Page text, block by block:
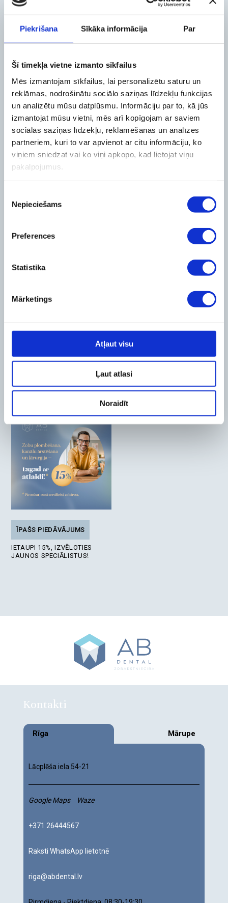
Piekrišana Sīkāka informācija Par
Šī tīmekļa vietne izmanto sīkfailus
Mēs izmantojam sīkfailus, lai personalizētu saturu un
reklāmas, nodrošinātu sociālo saziņas līdzekļu funkcijas
un analizētu mūsu datplūsmu. Informāciju par to, kā jūs
izmantojat mūsu vietni, mēs arī kopīgojam ar saviem
sociālās saziņas līdzekļu, reklamēšanas un analīzes
partneriem, kuri to var apvienot ar citu informāciju, ko
viņiem sniedzat vai ko viņi apkopo, kad lietojat viņu
pakalpojumus.
izvēle
Nepieciešams
Preferences
Statistika
Mārketings
Atļaut visu
Ļaut atlasi
Noraidīt
ZOBU KANĀLU ĀRSTĒŠANA
ZOBU EKSTRAKCIJA UN
ĶIRURĢIJA
ZOBU BALINĀŠANA ESTĒTISKĀ PROTEZĒŠANA
ĪPAŠS PIEDĀVĀJUMS
IETAUPI 15%, IZVĒLOTIES
JAUNOS SPECIĀLISTUS!
Kontakti
Rīga Mārupe
Lācplēša iela 54-21
Google Maps Waze
+371 26444567
Raksti WhatsApp lietotnē
riga@abdental.lv